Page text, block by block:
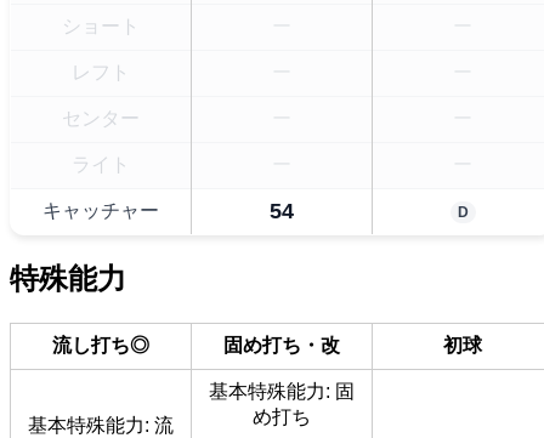
ショート
レフト
センター
ライト
キャッチャー 54 D
特殊能力
流し打ち◎ 固め打ち・改 初球
基本特殊能力: 流
基本特殊能力: 固
め打ち